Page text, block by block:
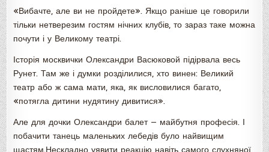
«Вибачте, але ви не пройдете». Якщо раніше це говорили
тільки нетверезим гостям нічних клубів, то зараз таке можна
почути і у Великому театрі.
Історія москвички Олександри Васюковой підірвала весь
Рунет. Там же і думки розділилися, хто винен: Великий
театр або ж сама мати, яка, як висловилися багато,
«потягла дитини нудятину дивитися».
Але для дочки Олександри балет — майбутня професія. І
побачити танець маленьких лебедів було найвищим